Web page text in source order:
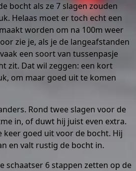
bocht als ze 7 slagen zouden
Helaas moet er toch echt een
worden om na 100m weer
zie je, als je de langeafstanden
een soort van tussenpasje
zit. Dat wil zeggen: een kort
om maar goed uit te komen
Rond twee slagen voor de
in, of duwt hij juist even extra.
goed uit voor de bocht. Hij
en valt rustig de bocht in.
schaatser 6 stappen zetten op de